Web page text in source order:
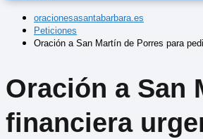
oracionesasantabarbara.es
Peticiones
Oración a San Martín de Porres para
Oración a San
financiera